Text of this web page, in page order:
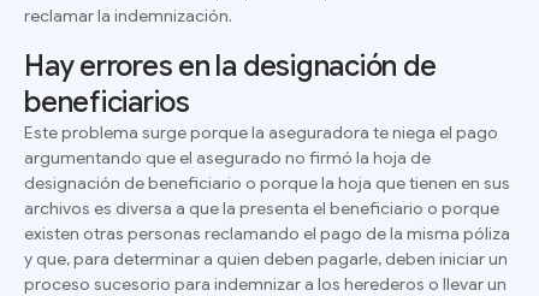
reclamar la indemnización.
Hay errores en la designación de
beneficiarios
Este problema surgeporque la aseguradora te niega el pago
argumentando que el asegurado no firmó la hoja de
designación de beneficiario o porque la hoja que tienen en sus
archivos es diversa a que la presenta el beneficiario o porque
existen otras personas reclamando el pago de la misma póliza
y que, para determinar a quien deben pagarle, deben iniciar un
proceso sucesorio para indemnizar a los herederos o llevar un